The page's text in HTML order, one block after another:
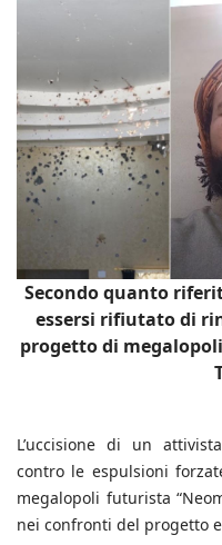
Secondo quanto
essersi rifiutato di
progetto di
L’uccisione di un
contro le espulsioni
megalopoli futurista
nei confronti del progetto